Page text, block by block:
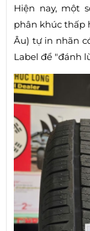
Hiện nay, một
phân khúc thấp
Âu) tự in nhãn
Label để "đánh